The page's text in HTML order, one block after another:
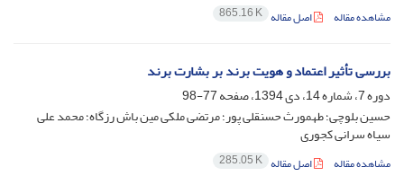
مشاهده مقاله اصل مقاله 865.16 K
بررسی تأثیر اعتماد و هویت برند بر بشارت برند
دوره 7، شماره 14، دی 1394، صفحه
77-98
حسین بلوچی؛ طهمورث حسنقلی پور؛ مرتضی ملکی مین باش رزگاه؛ محمد علی
سیاه سرانی کجوری
مشاهده مقاله اصل مقاله 285.05 K